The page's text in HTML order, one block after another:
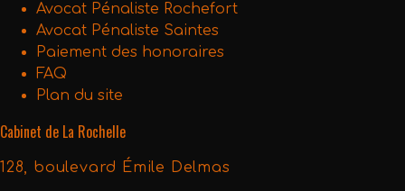
Avocat Pénaliste Rochefort
Avocat Pénaliste Saintes
Paiement des honoraires
FAQ
Plan du site
Cabinet de La Rochelle
128, boulevard Émile Delmas